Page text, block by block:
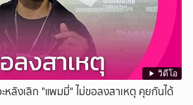
วิดีโอ
ลังเลิก "แพมมี่" ไม่ขอลงสาเหตุ คุยกันได้